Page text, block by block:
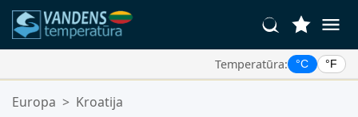
Temperatūra: °C °F
Jūsų Mėgstamiausios Vietos:
Europa > Kroatija